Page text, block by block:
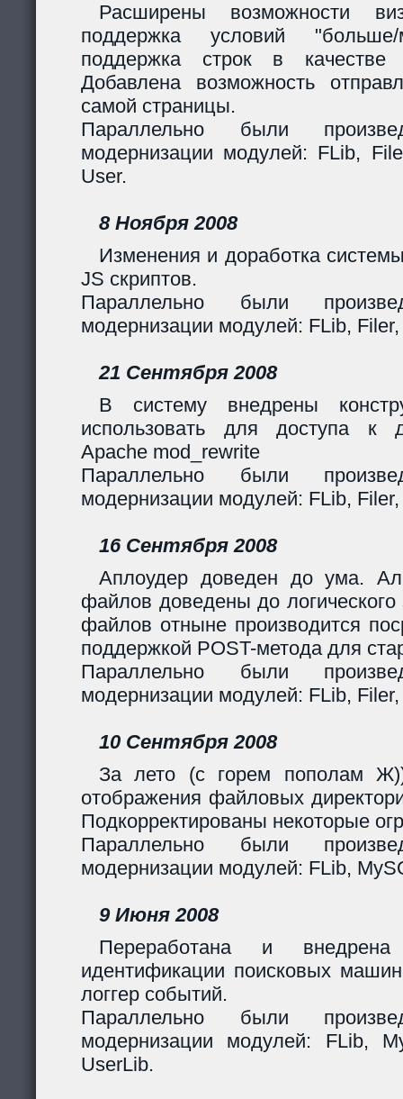
Расширены возможности
поддержка условий
поддержка строк в качестве
Добавлена возможность
самой страницы.
Параллельно были
модернизации модулей: FLib,
User.
8 Ноября 2008
Изменения и доработка
JS скриптов.
Параллельно были
модернизации модулей: FLib,
21 Сентября 2008
В систему внедрены
использовать для доступа к
Apache mod_rewrite
Параллельно были
модернизации модулей: FLib,
16 Сентября 2008
Аплоудер доведен до ума.
файлов доведены до логического
файлов отныне производится
поддержкой POST-метода для
Параллельно были
модернизации модулей: FLib,
10 Сентября 2008
За лето (с горем пополам
отображения файловых
Подкорректированы некоторые
Параллельно были
модернизации модулей: FLib,
9 Июня 2008
Переработана и
идентификации поисковых
логгер событий.
Параллельно были
модернизации модулей: FLib,
UserLib.